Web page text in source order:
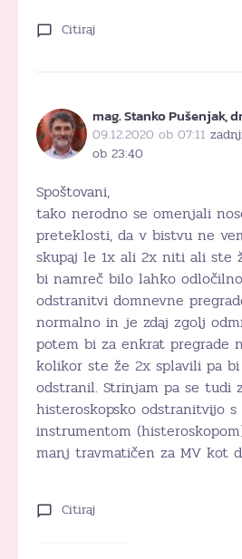
Citiraj
mag. Stanko Pušenjak,
09.12.2020 ob 07:11
ob 23:40
Spoštovani,
tako nerodno se omenjali
preteklosti, da v bistvu ne
skupaj le 1x ali 2x niti ali ste
bi namreč bilo lahko
odstranitvi domnevne
normalno in je zdaj zgolj
potem bi za enkrat pregrade
kolikor ste že 2x splavili pa
odstranil. Strinjam pa se tudi
histeroskopsko odstranitvijo
instrumentom
manj travmatičen za MV kot
Citiraj